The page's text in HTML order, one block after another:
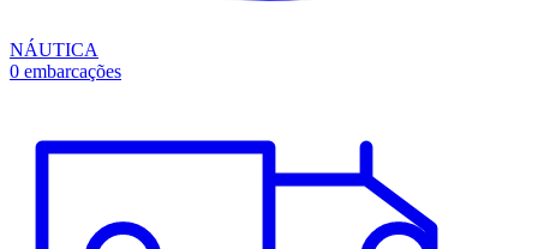
NÁUTICA
0 embarcações